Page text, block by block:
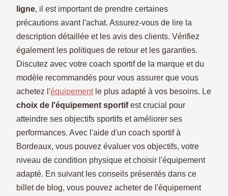
ligne, il est important de prendre certaines
précautions avant l'achat. Assurez-vous de lire la
description détaillée et les avis des clients. Vérifiez
également les politiques de retour et les garanties.
Discutez avec votre coach sportif de la marque et du
modèle recommandés pour vous assurer que vous
achetez l'équipementle plus adapté à vos besoins. Le
choix de l'équipement sportifest crucial pour
atteindre ses objectifs sportifs et améliorer ses
performances. Avec l'aide d'un coach sportif à
Bordeaux, vous pouvez évaluer vos objectifs, votre
niveau de condition physique et choisir l'équipement
adapté. En suivant les conseils présentés dans ce
billet de blog, vous pouvez acheter de l'équipement